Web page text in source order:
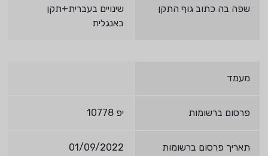
שפה בה כתוב גוף התקן
שינויים בעברית+תקן
באנגלית
מעמד
פרסום ברשומות יפ 10778
תאריך פרסום ברשומות 01/09/2022